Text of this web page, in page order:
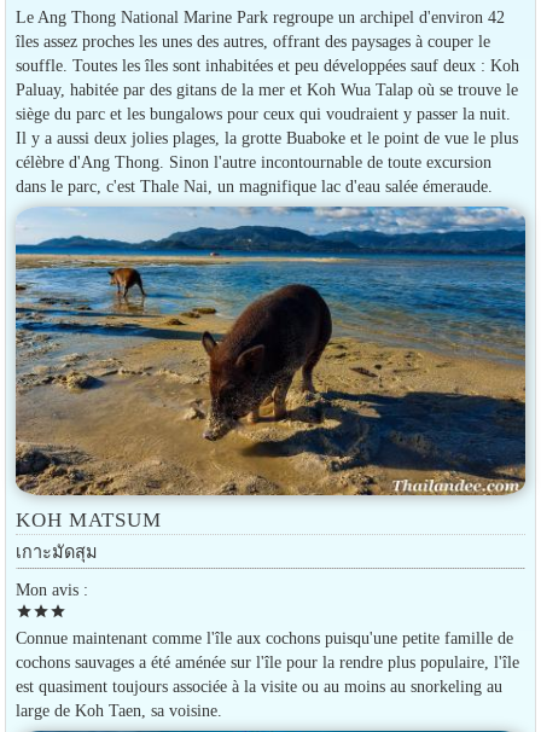
Le Ang Thong National Marine Park regroupe un archipel d'environ 42
îles assez proches les unes des autres, offrant des paysages à couper le
souffle. Toutes les îles sont inhabitées et peu développées sauf deux : Koh
Paluay, habitée par des gitans de la mer et Koh Wua Talap où se trouve le
siège du parc et les bungalows pour ceux qui voudraient y passer la nuit.
Il y a aussi deux jolies plages, la grotte Buaboke et le point de vue le plus
célèbre d'Ang Thong. Sinon l'autre incontournable de toute excursion
dans le parc, c'est Thale Nai, un magnifique lac d'eau salée émeraude.
KOH MATSUM
เกาะมัดสุม
Mon avis :
starstarstar
Connue maintenant comme l'île aux cochons puisqu'une petite famille de
cochons sauvages a été aménée sur l'île pour la rendre plus populaire, l'île
est quasiment toujours associée à la visite ou au moins au snorkeling au
large de Koh Taen, sa voisine.